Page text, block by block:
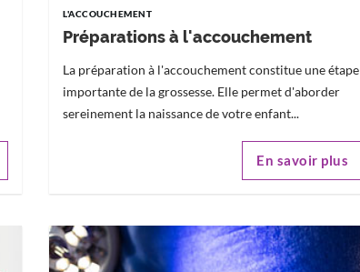
L'ACCOUCHEMENT
Préparations à l'accouchement
La préparation à l'accouchement constitue une étape
importante de la grossesse. Elle permet d'aborder
sereinement la naissance de votre enfant...
En savoir plus